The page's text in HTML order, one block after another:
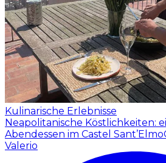
Kulinarische Erlebnisse
Neapolitanische Köstlichkeiten:
Abendessen im Castel Sant’Elmo
Valerio